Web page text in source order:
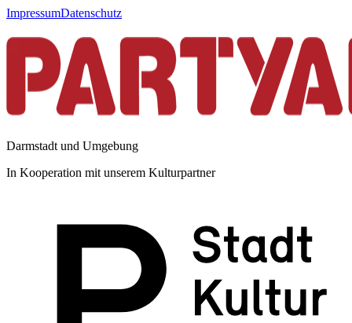
ImpressumDatenschutz
Darmstadt und Umgebung
In Kooperation mit unserem Kulturpartner